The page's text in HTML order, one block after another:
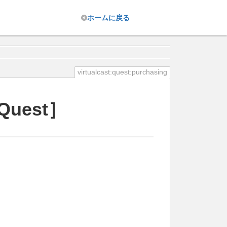
ホームに戻る
virtualcast:quest:purchasing
］